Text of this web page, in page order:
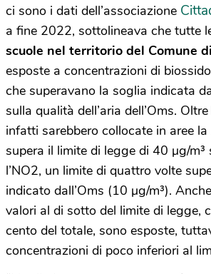
ci sono i dati dell’associazione
a fine 2022, sottolineava che tutte
scuole nel territorio del Comune
esposte a concentrazioni di
che superavano la soglia indicata
sulla qualità dell’aria dell’Oms.
infatti sarebbero collocate in aree
supera il limite di legge di 40 µg/m³
l’NO2, un limite di quattro volte
indicato dall’Oms (10 µg/m³).
valori al di sotto del limite di legge,
cento del totale, sono esposte,
concentrazioni di poco inferiori al